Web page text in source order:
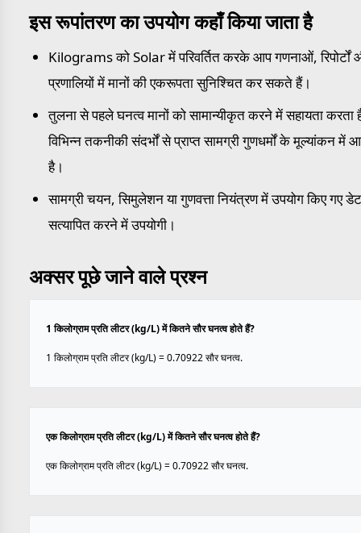
इस रूपांतरण का उपयोग कहाँ किया जाता है
Kilograms को Solar में परिवर्तित करके आप गणनाओं, रिपोर्टों
प्रणालियों में मानों की एकरूपता सुनिश्चित कर सकते हैं।
तुलना से पहले घनत्व मानों को सामान्यीकृत करने में सहायता करता
विभिन्न तकनीकी संदर्भों से प्राप्त सामग्री गुणधर्मों के मूल्यांकन में
है।
सामग्री चयन, सिमुलेशन या गुणवत्ता नियंत्रण में उपयोग किए गए
सत्यापित करने में उपयोगी।
अक्सर पूछे जाने वाले प्रश्न
1 किलोग्राम प्रति लीटर (kg/L) में कितने सौर घनत्व होते हैं?
1 किलोग्राम प्रति लीटर (kg/L) = 0.70922 सौर घनत्व.
एक किलोग्राम प्रति लीटर (kg/L) में कितने सौर घनत्व होते हैं?
एक किलोग्राम प्रति लीटर (kg/L) = 0.70922 सौर घनत्व.